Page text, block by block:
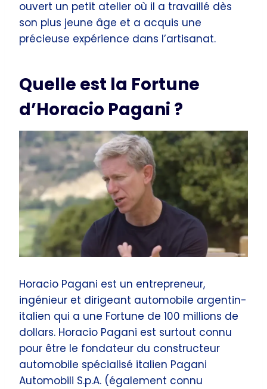
ouvert un petit atelier où il a travaillé dès
son plus jeune âge et a acquis une
précieuse expérience dans l’artisanat.
Quelle est la Fortune
d’Horacio Pagani ?
Horacio Pagani est un entrepreneur,
ingénieur et dirigeant automobile argentin-
italien qui a une Fortune de 100 millions de
dollars. Horacio Pagani est surtout connu
pour être le fondateur du constructeur
automobile spécialisé italien Pagani
Automobili S.p.A. (également connu